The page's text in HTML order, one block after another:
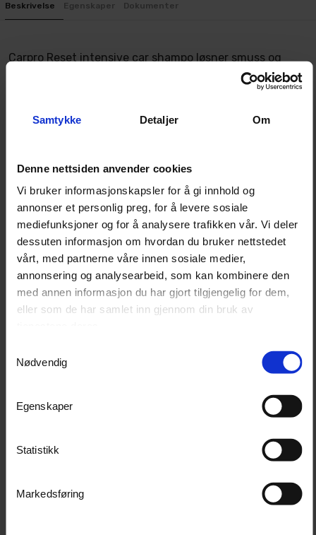
Samtykke Detaljer Om
Denne nettsiden anvender cookies
Vi bruker informasjonskapsler for å gi innhold og
annonser et personlig preg, for å levere sosiale
mediefunksjoner og for å analysere trafikken vår. Vi deler
dessuten informasjon om hvordan du bruker nettstedet
vårt, med partnerne våre innen sosiale medier,
annonsering og analysearbeid, som kan kombinere den
med annen informasjon du har gjort tilgjengelig for dem,
eller som de har samlet inn gjennom din bruk av
Nødvendig
Egenskaper
Statistikk
Markedsføring
Beskrivelse Egenskaper Dokumenter
Carpro Reset intensive car shampo løsner smuss og
skitt, uten å skade den underliggende beskyttelsen.
kork til en hel bøtte vann! Carpro Reset intensive car
på bilen din.
Dette er en av markedets beste såper for vedlighold av
lakkenbeskyttelse. Selv om den er skånsom, vasker den
grundig og gir en ren og pen bil.
Hvordan bruke Carpro Reset intensive car shampo
Skyll bilen godt og ha en kork Reset i vaskebøtten
med 20l vann
Skyll godt av og fjern alle såperester
H412 - Skadelig, med langtidsvirkning, for liv i vann